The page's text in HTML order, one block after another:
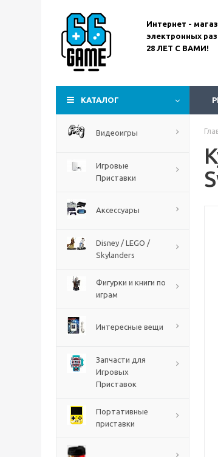
Интернет -
электронных
28 ЛЕТ С ВАМИ!
КАТАЛОГ
Видеоигры
Игровые
Приставки
Аксессуары
Disney / LEGO /
Skylanders
Фигурки и книги по
играм
Интересные вещи
Запчасти для
Игровых
Приставок
Портативные
приставки
The Blood of Dawnwalker